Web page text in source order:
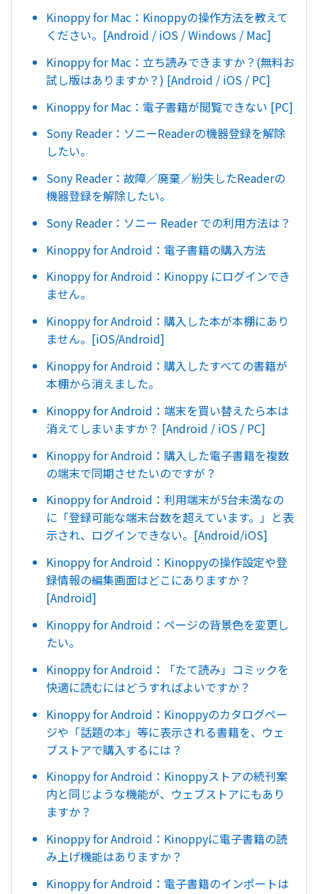
Kinoppy for Mac：Kinoppyの操作方法を教えて
ください。[Android / iOS / Windows / Mac]
Kinoppy for Mac：立ち読みできますか？(無料お
試し版はありますか？) [Android / iOS / PC]
Kinoppy for Mac：電子書籍が閲覧できない [PC]
Sony Reader：ソニーReaderの機器登録を解除
したい。
Sony Reader：故障／廃棄／紛失したReaderの
機器登録を解除したい。
Sony Reader：ソニー Reader での利用方法は？
Kinoppy for Android：電子書籍の購入方法
Kinoppy for Android：Kinoppy にログインでき
ません。
Kinoppy for Android：購入した本が本棚にあり
ません。[iOS/Android]
Kinoppy for Android：購入したすべての書籍が
本棚から消えました。
Kinoppy for Android：端末を買い替えたら本は
消えてしまいますか？ [Android / iOS / PC]
Kinoppy for Android：購入した電子書籍を複数
の端末で同期させたいのですが？
Kinoppy for Android：利用端末が5台未満なの
に「登録可能な端末台数を超えています。」と表
示され、ログインできない。[Android/iOS]
Kinoppy for Android：Kinoppyの操作設定や登
録情報の編集画面はどこにありますか？
[Android]
Kinoppy for Android：ページの背景色を変更し
たい。
Kinoppy for Android：「たて読み」コミックを
快適に読むにはどうすればよいですか？
Kinoppy for Android：Kinoppyのカタログペー
ジや「話題の本」等に表示される書籍を、ウェ
ブストアで購入するには？
Kinoppy for Android：Kinoppyストアの続刊案
内と同じような機能が、ウェブストアにもあり
ますか？
Kinoppy for Android：Kinoppyに電子書籍の読
み上げ機能はありますか？
Kinoppy for Android：電子書籍のインポートは